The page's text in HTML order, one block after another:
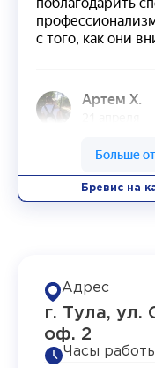
Бревис на
Адрес
г. Тула, ул.
оф. 2
Часы